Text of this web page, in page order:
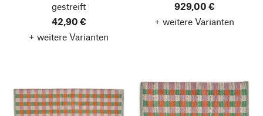
gestreift
42,90 €
+ weitere Varianten
929,00 €
+ weitere Varianten